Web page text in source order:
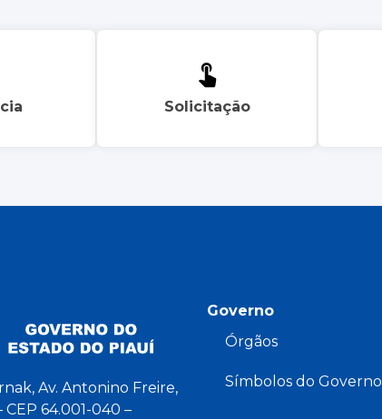
Solicitação
Av. Antonino Freire,
CEP 64.001-040 –
Governo
Órgãos
Símbolos do Governo